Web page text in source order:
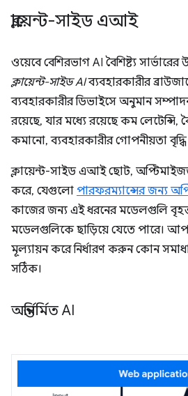
ক্লায়েন্ট-সাইড এআই
ওয়েবে বেশিরভাগ AI বৈশিষ্ট্য
ক্লায়েন্ট-সাইড AIব্যবহারকারীর
ব্যবহারকারীর ডিভাইসে অনুমান
রয়েছে, যার মধ্যে রয়েছে কম লেটেন্সি,
কমানো, ব্যবহারকারীর গোপনীয়তা
ক্লায়েন্ট-সাইড এআই ছোট,
করে, যেগুলো পারফরম্যান্সের জন্য
কাজের জন্য এই ধরনের মডেলগুলি
মডেলগুলিকে ছাড়িয়ে যেতে পারে।
মূল্যায়ন করে নির্ধারণ করুন কোন
সঠিক।
অন্তর্নির্মিত AI